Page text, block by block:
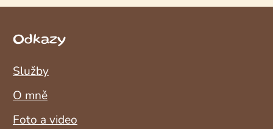
Odkazy
Služby
O mně
Foto a video